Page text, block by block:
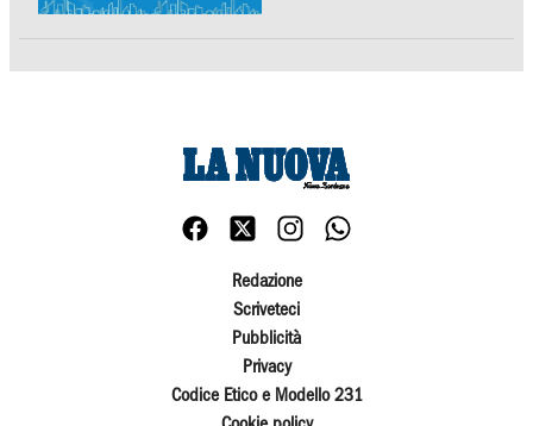
Redazione
Scriveteci
Pubblicità
Privacy
Codice Etico e Modello 231